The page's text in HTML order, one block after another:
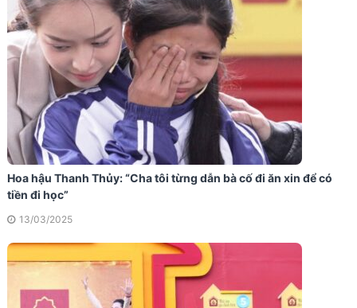
Hoa hậu Thanh Thủy: “Cha tôi từng dẫn bà cố đi ăn xin để có
tiền đi học”
13/03/2025